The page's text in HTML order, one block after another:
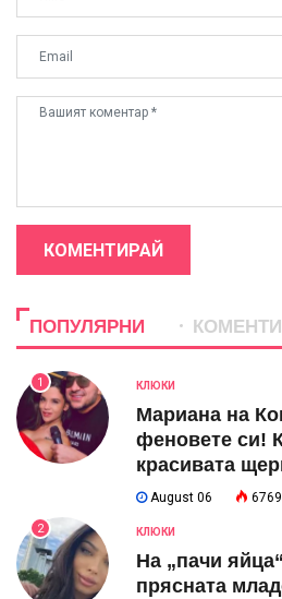
КОМЕНТИРАЙ
ПОПУЛЯРНИ
1 КЛЮКИ
Мариана на
феновете си!
красивата
August 06 6769
2 КЛЮКИ
На „пачи
прясната